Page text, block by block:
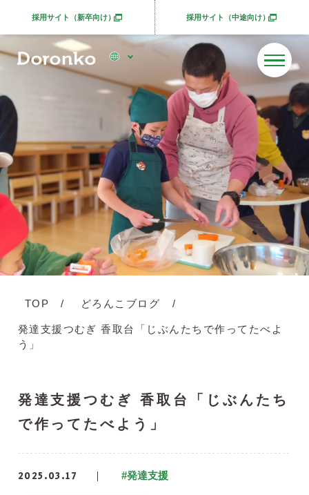
採用サイト（新卒向け）別ウィンドウで開きます 採用サイト（中途向け）別ウィンドウで開きま
TOP どろんこブログ
発達支援つむぎ 香取台「じぶんたちで作ってたべよ
う」
発達支援つむぎ 香取台「じぶんたち
で作ってたべよう」
2025.03.17 #発達支援